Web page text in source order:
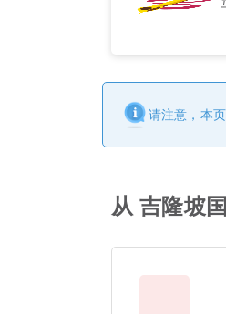
请注意，本
从 吉隆坡